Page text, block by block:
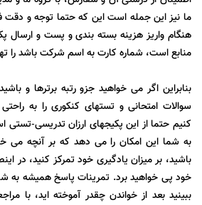
ما نیز این جمله است این که حتما توجه و دقت
منابع است، شماره کارت به اسم شرکت باشد را
بنابراین اگر می خواهید جزو رتبه برترها و
سوالات امتحانی و تستهای کنکوری را به
کنیم حتما از این پکیجهای ارزان تدریسی-تستی
به شما این امکان را می دهد که بر آنچه می
باشید، بر میزان یادگیری خود تمرکز کنید، در
خود پی خواهید برد. تمرینات پاسخ همیشه به
ببینید بعد از خواندن چقدر آموخته اید، با